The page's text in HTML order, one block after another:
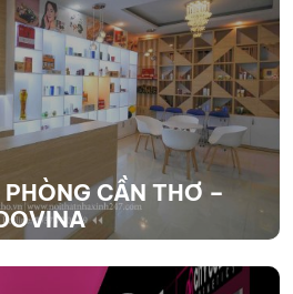
CẦN THƠ –